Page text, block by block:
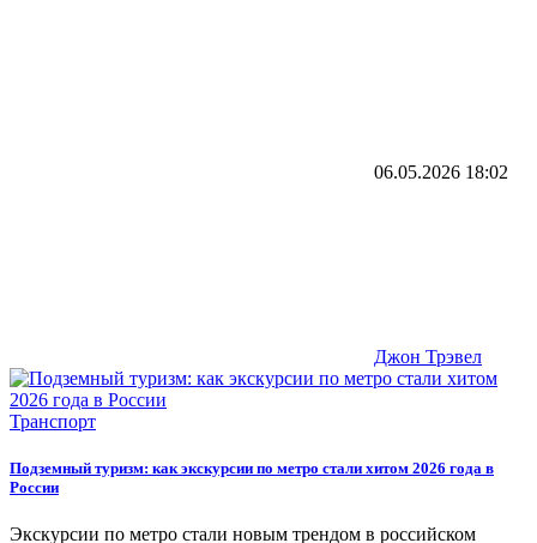
06.05.2026 18:02
Джон Трэвел
Транспорт
Подземный туризм: как экскурсии по метро стали хитом 2026 года в
России
Экскурсии по метро стали новым трендом в российском